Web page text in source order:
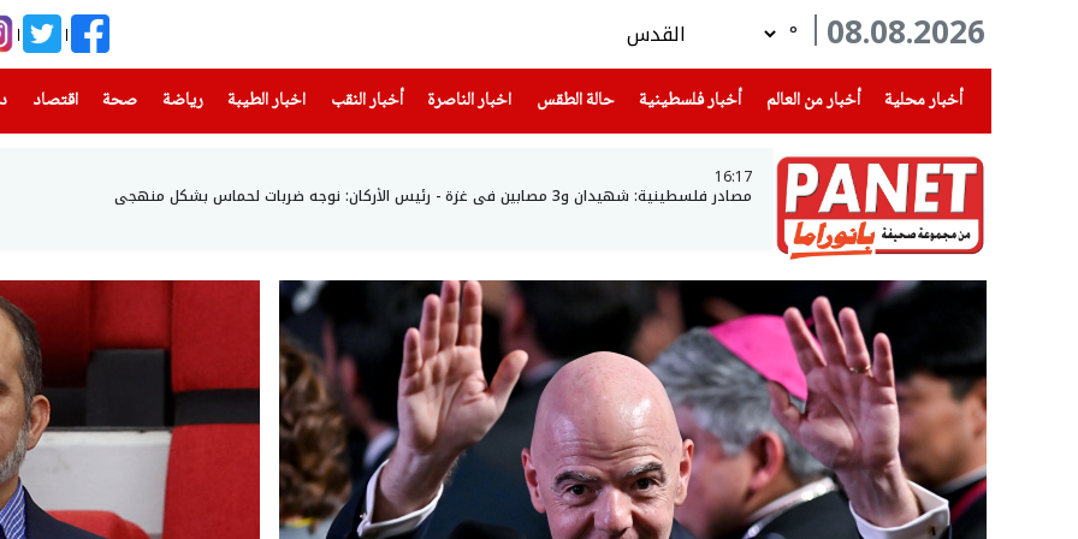
08.08.2026
°
أخبار محلية
(current) أخبار من العالم أخبار فلسطينية(current) حالة الطقس اخبار الناصرة
(current) أخبار النقب اخبار الطيبة(current) رياضة
(current) صحة(current) اقتصاد
16:17
مصادر فلسطينية: شهيدان و3 مصابين في غزة - رئيس الأركان: نوجه ضربات لحماس بشكل منهجي